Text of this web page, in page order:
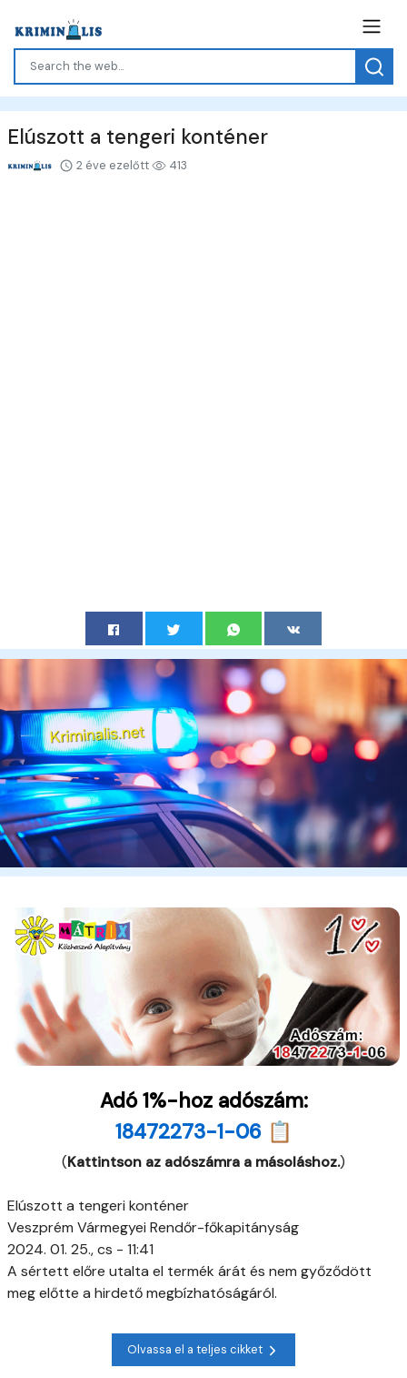
Elúszott a tengeri konténer
2 éve ezelőtt 413
Adó 1%-hoz adószám:
18472273-1-06 📋
(Kattintson az adószámra a másoláshoz.)
Elúszott a tengeri konténer
Veszprém Vármegyei Rendőr-főkapitányság
2024. 01. 25., cs - 11:41
A sértett előre utalta el termék árát és nem győződött
meg előtte a hirdető megbízhatóságáról.
Olvassa el a teljes cikket